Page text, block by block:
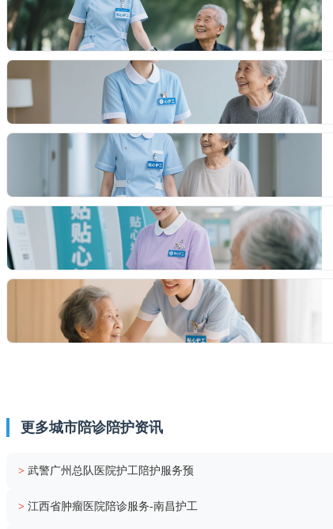
更多城市陪诊陪护资讯
> 武警广州总队医院护工陪护服务预
> 江西省肿瘤医院陪诊服务-南昌护工